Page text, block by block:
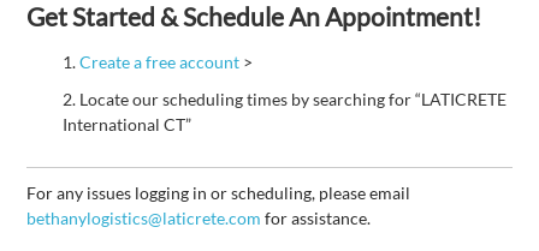
Get Started & Schedule An Appointment!
Create a free account >
Locate our scheduling times by searching for “LATICRETE
International CT”
For any issues logging in or scheduling, please email
bethanylogistics@laticrete.com for assistance.